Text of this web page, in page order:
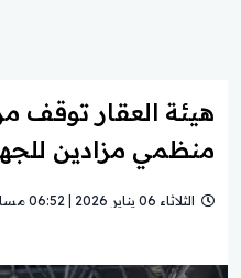
هيئة العقار توقف
منظمي مزادين
الثلاثاء 06 يناير 2026 | 06:52 مساءً